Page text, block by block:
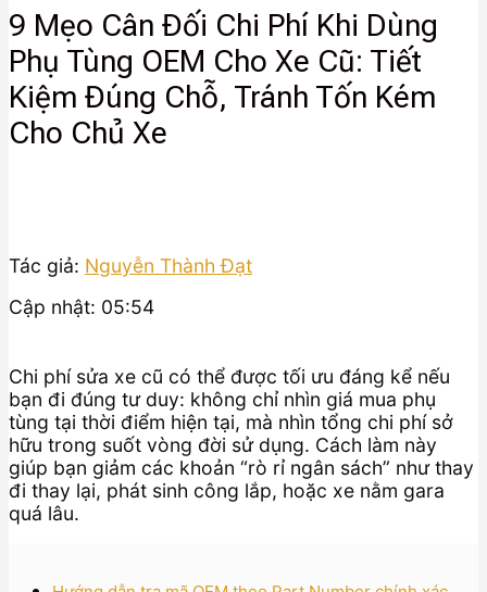
9 Mẹo Cân Đối Chi Phí Khi Dùng
Phụ Tùng OEM Cho Xe Cũ: Tiết
Kiệm Đúng Chỗ, Tránh Tốn Kém
Cho Chủ Xe
Tác giả: Nguyễn Thành Đạt
Cập nhật: 05:54
Chi phí sửa xe cũ có thể được tối ưu đáng kể nếu
bạn đi đúng tư duy: không chỉ nhìn giá mua phụ
tùng tại thời điểm hiện tại, mà nhìn tổng chi phí sở
hữu trong suốt vòng đời sử dụng. Cách làm này
giúp bạn giảm các khoản “rò rỉ ngân sách” như thay
đi thay lại, phát sinh công lắp, hoặc xe nằm gara
quá lâu.